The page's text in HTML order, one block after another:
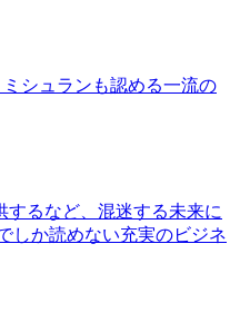
シュランも認める一流の
るなど、混迷する未来に
しか読めない充実のビジネ